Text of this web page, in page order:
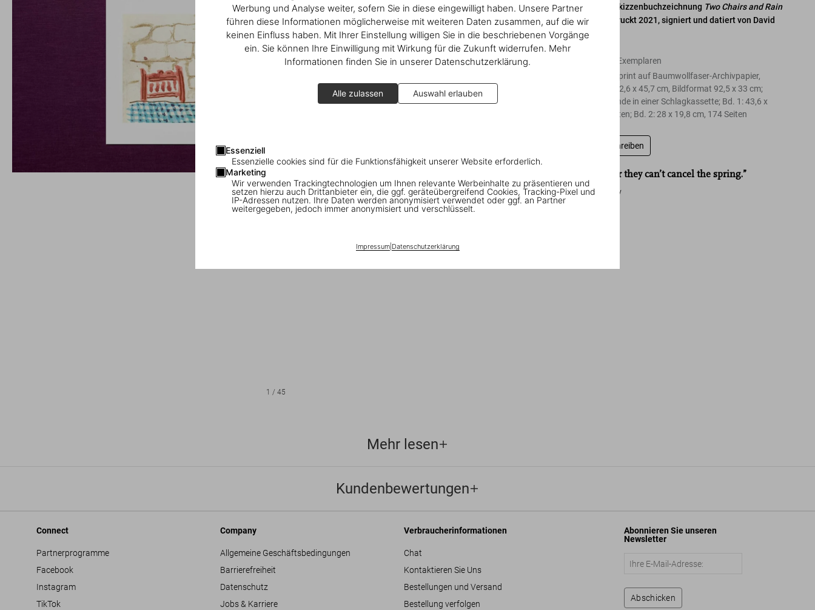
Werbung und Analyse weiter, sofern Sie in diese eingewilligt haben. Unsere Partner
führen diese Informationen möglicherweise mit weiteren Daten zusammen, auf die wir
keinen Einfluss haben. Mit Ihrer Einstellung willigen Sie in die beschriebenen Vorgänge
ein. Sie können Ihre Einwilligung mit Wirkung für die Zukunft widerrufen. Mehr
Informationen finden Sie in unserer Datenschutzerklärung.
Alle zulassen Auswahl erlauben
Essenziell
Essenzielle cookies sind für die Funktionsfähigkeit unserer Website erforderlich.
Marketing
Wir verwenden Trackingtechnologien um Ihnen relevante Werbeinhalte zu präsentieren und
setzen hierzu auch Drittanbieter ein, die ggf. geräteübergreifend Cookies, Tracking-Pixel und
IP-Adressen nutzen. Ihre Daten werden anonymisiert verwendet oder ggf. an Partner
weitergegeben, jedoch immer anonymisiert und verschlüsselt.
Impressum| Datenschutzerklärung
1 / 45
Inkjetprint der Skizzenbuchzeichnung Two Chairs and Rain
on Window
, gedruckt 2021, signiert und datiert von David
Hockney
Edition von 100 Exemplaren
11-Farben Inkjetprint auf Baumwollfaser-Archivpapier,
Papierformat 102,6 x 45,7 cm, Bildformat 92,5 x 33 cm;
Hardcover, 2 Bände in einer Schlagkassette; Bd. 1: 43,6 x
31,2 cm, 236 Seiten; Bd. 2: 28 x 19,8 cm, 174 Seiten
Bewertung schreiben
“Do remember they can’t cancel the spring.”
David Hockney
Mehr lesen
Kundenbewertungen
Connect
Partnerprogramme
Facebook
Instagram
TikTok
Company
Allgemeine Geschäftsbedingungen
Barrierefreiheit
Datenschutz
Jobs & Karriere
Verbraucherinformationen
Chat
Kontaktieren Sie Uns
Bestellungen und Versand
Bestellung verfolgen
Abonnieren Sie unseren
Newsletter
Abschicken